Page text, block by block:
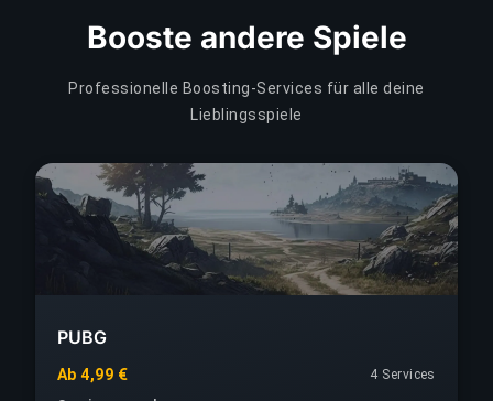
Booste andere Spiele
Professionelle Boosting-Services für alle deine
Lieblingsspiele
PUBG
Ab 4,99 €
4 Services